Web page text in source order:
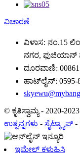
ವಿಚಾರಣೆ
ವಿಳಾಸ: ನಂ.15
ನಗರ, ಫುಜಿಯಾನ್
ದೂರವಾಣಿ:
ಹಾಟ್‌ಲೈನ್: 0595-
© ಕೃತಿಸ್ವಾಮ್ಯ - 2020-
ಉತ್ಪನ್ನಗಳು - ಸೈಟ್ಮ್ಯಾಪ್ -
ಇಮೇಲ್ ಕಳುಹಿಸಿ